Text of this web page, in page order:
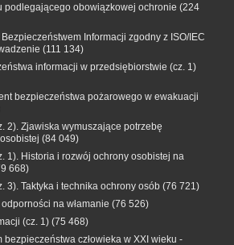
podlegającego obowiązkowej ochronie (224
Informacji zgodny z ISO/IEC
(111 134)
informacji w przedsiębiorstwie (cz. 1)
bezpieczeństwa pożarowego w ewakuacji
2). Zjawiska wymuszające potrzebę
(84 049)
1). Historia i rozwój ochrony osobistej na
668)
3). Taktyka i technika ochrony osób (76 721)
na włamanie (76 526)
(cz. 1) (75 468)
bezpieczeństwa człowieka w XXI wieku -